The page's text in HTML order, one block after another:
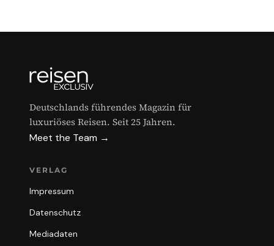
Deutschlands führendes Magazin für
luxuriöses Reisen. Seit 25 Jahren.
Meet the Team →
VERLAG
Impressum
Datenschutz
Mediadaten